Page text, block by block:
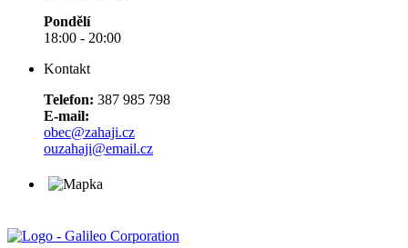
Pondělí
18:00 - 20:00
Kontakt
Telefon: 387 985 798
E-mail:
obec@zahaji.cz
ouzahaji@email.cz